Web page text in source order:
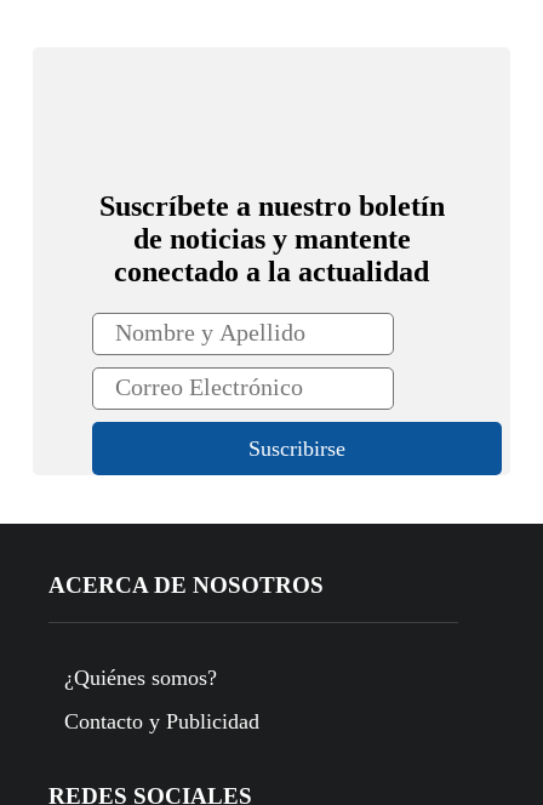
Suscríbete a nuestro boletín
de noticias y mantente
conectado a la actualidad
ACERCA DE NOSOTROS
¿Quiénes somos?
Contacto y Publicidad
REDES SOCIALES